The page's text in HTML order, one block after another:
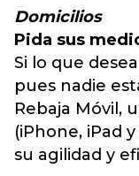
Domicilios
Pida sus
Si lo que
pues nadie
Rebaja Móvil,
(iPhone, iPad
su agilidad y